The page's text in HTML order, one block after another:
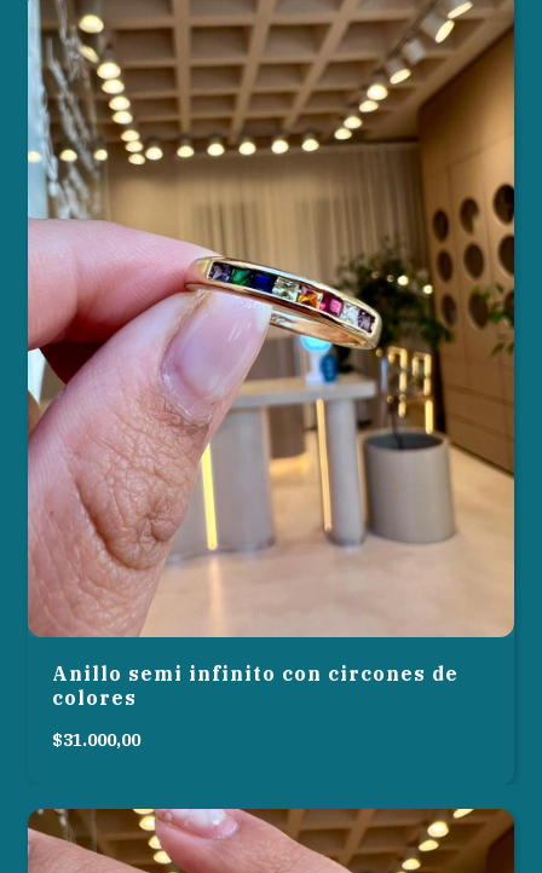
Anillo semi infinito con circones de
colores
$31.000,00